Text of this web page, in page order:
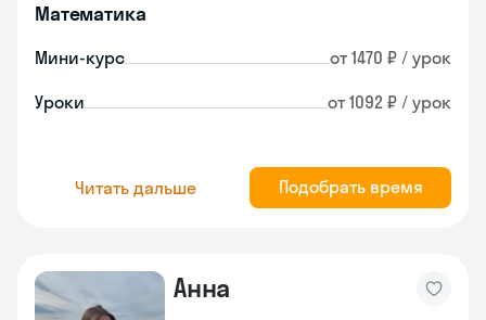
Математика
Мини-курс от 1470 ₽ / урок
Уроки от 1092 ₽ / урок
Читать дальше Подобрать время
Анна